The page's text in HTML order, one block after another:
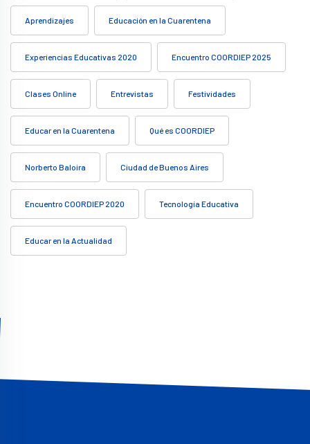
Aprendizajes Educación en la Cuarentena
Experiencias Educativas 2020 Encuentro COORDIEP 2025
Clases Online Entrevistas Festividades
Educar en la Cuarentena Qué es COORDIEP
Norberto Baloira Ciudad de Buenos Aires
Encuentro COORDIEP 2020 Tecnología Educativa
Educar en la Actualidad